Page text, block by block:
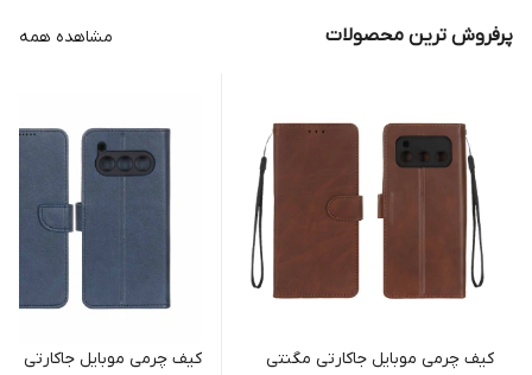
پرفروش ترین محصولات مشاهده همه
کیف چرمی موبایل جاکارتی مگنتی
کیف چرمی موبایل جاکارتی